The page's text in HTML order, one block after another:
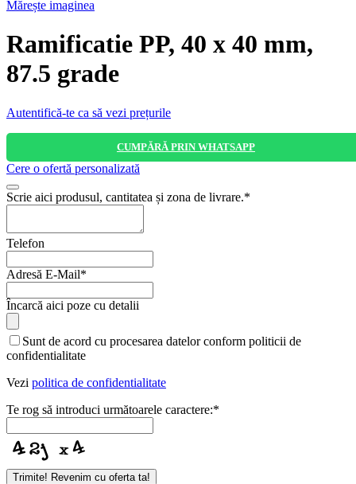
Mărește imaginea
Ramificatie PP, 40 x 40 mm,
87.5 grade
Autentifică-te ca să vezi prețurile
CUMPĂRĂ PRIN WHATSAPP
Cere o ofertă personalizată
Scrie aici produsul, cantitatea și zona de livrare.*
Telefon
Adresă E-Mail*
Company
Name
Încarcă aici poze cu detalii
Sunt de acord cu procesarea datelor conform politicii de
confidentialitate
Vezi politica de confidentialitate
Te rog să introduci următoarele caractere:*
Trimite! Revenim cu oferta ta!